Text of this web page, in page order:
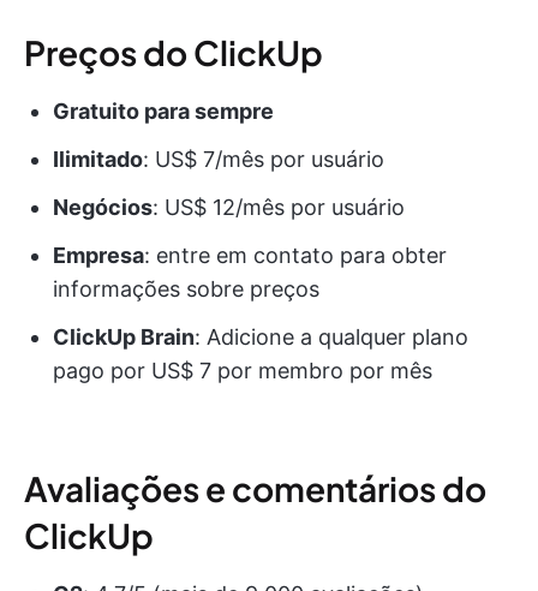
Preços do ClickUp
Gratuito para sempre
Ilimitado: US$ 7/mês por usuário
Negócios: US$ 12/mês por usuário
Empresa: entre em contato para obter
informações sobre preços
ClickUp Brain: Adicione a qualquer plano
pago por US$ 7 por membro por mês
Avaliações e comentários do
ClickUp